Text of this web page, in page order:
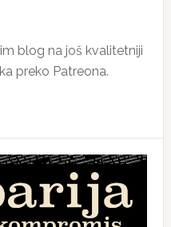
blog na još kvalitetniji
preko Patreona.